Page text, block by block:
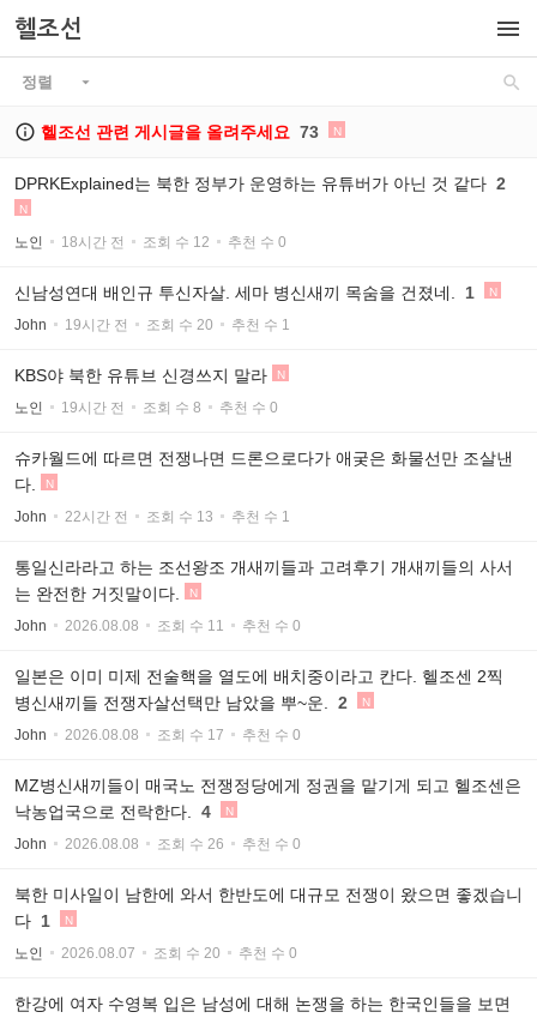

헬조선
정렬  
 헬조선 관련 게시글을 올려주세요 73 N
DPRKExplained는 북한 정부가 운영하는 유튜버가 아닌 것 같다 2
N
노인 18시간 전 조회 수 12 추천 수 0
신남성연대 배인규 투신자살. 세마 병신새끼 목숨을 건졌네. 1 N
John 19시간 전 조회 수 20 추천 수 1
KBS야 북한 유튜브 신경쓰지 말라 N
노인 19시간 전 조회 수 8 추천 수 0
슈카월드에 따르면 전쟁나면 드론으로다가 애궂은 화물선만 조살낸
다.
N
John 22시간 전 조회 수 13 추천 수 1
통일신라라고 하는 조선왕조 개새끼들과 고려후기 개새끼들의 사서
는 완전한 거짓말이다.
N
John 2026.08.08 조회 수 11 추천 수 0
일본은 이미 미제 전술핵을 열도에 배치중이라고 칸다. 헬조센 2찍
병신새끼들 전쟁자살선택만 남았을 뿌~운.
2 N
John 2026.08.08 조회 수 17 추천 수 0
MZ병신새끼들이 매국노 전쟁정당에게 정권을 맡기게 되고 헬조센은
낙농업국으로 전락한다.
4 N
John 2026.08.08 조회 수 26 추천 수 0
북한 미사일이 남한에 와서 한반도에 대규모 전쟁이 왔으면 좋겠습니
다 1 N
노인 2026.08.07 조회 수 20 추천 수 0
한강에 여자 수영복 입은 남성에 대해 논쟁을 하는 한국인들을 보면